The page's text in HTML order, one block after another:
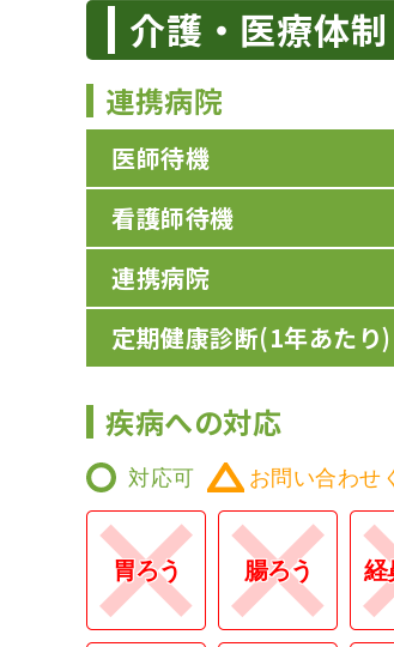
介護・医療体制
連携病院
医師待機
看護師待機
連携病院
定期健康診断(1年あたり)
疾病への対応
対応可 お問い合わせ
胃ろう 腸ろう 経